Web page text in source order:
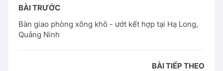
BÀI TRƯỚC
Bàn giao phòng xông khô - ướt kết hợp tại Hạ Long,
Quảng Ninh
BÀI TIẾP THEO